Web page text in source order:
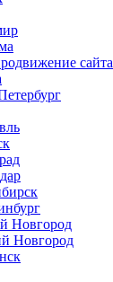
сайта
Новгород
Новгород